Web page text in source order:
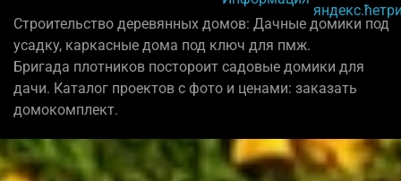
Строительство деревянных домов: Дачные домики под
усадку, каркасные дома под ключ для пмж.
Бригада плотников постороит садовые домики для
дачи. Каталог проектов с фото и ценами: заказать
домокомплект.